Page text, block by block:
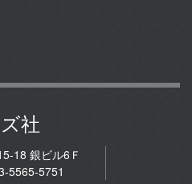
社
18 銀ビル6Ｆ
5565-5751